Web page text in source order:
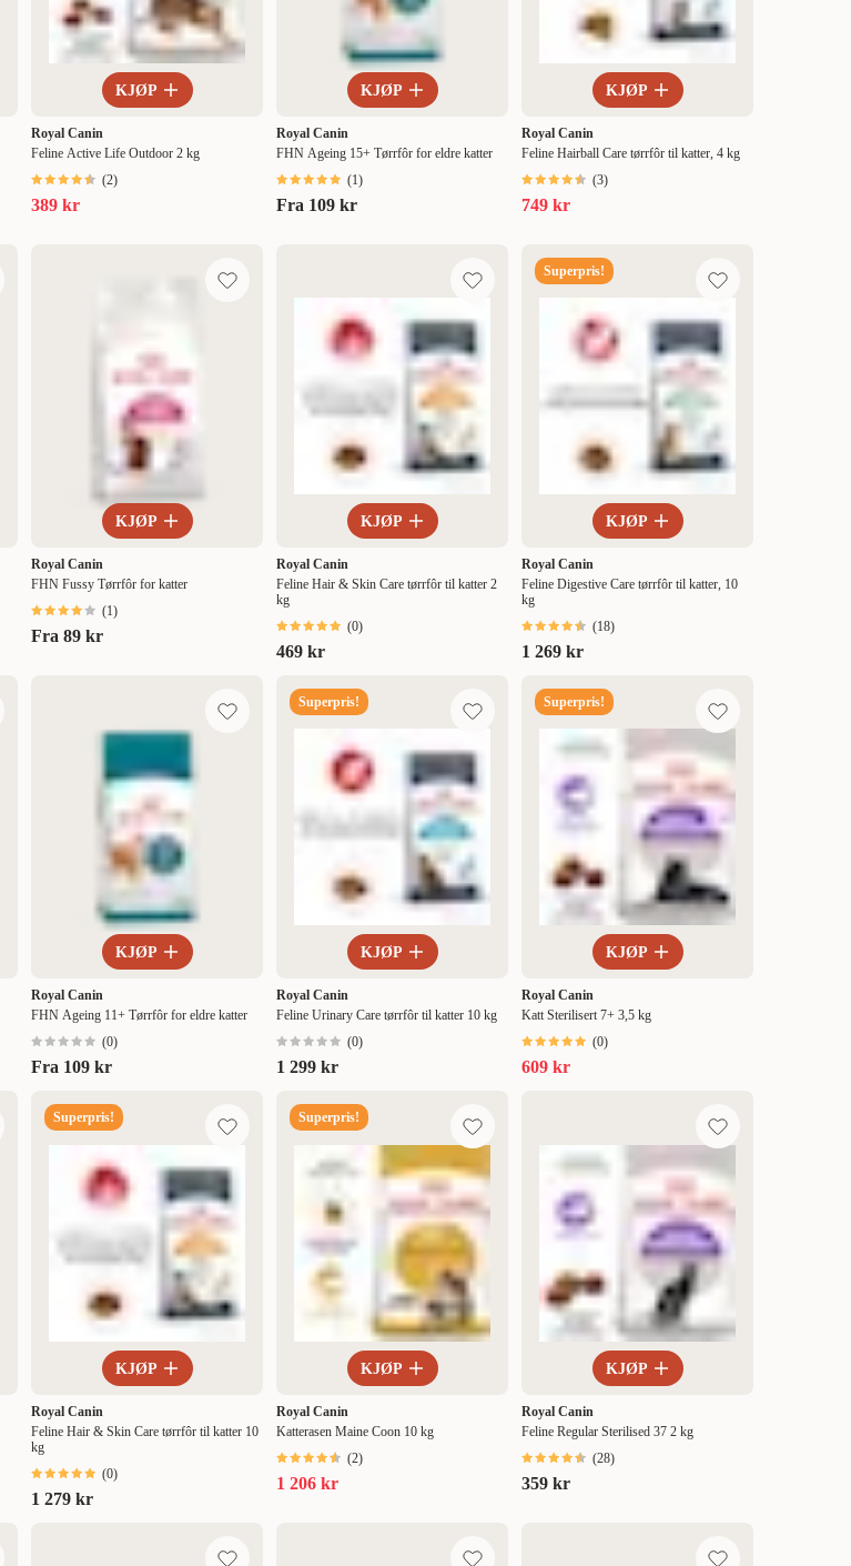
KJØP
Royal Canin
Feline Active Life Outdoor 2 kg
(2)
389 kr
KJØP
Royal Canin
FHN Ageing 15+ Tørrfôr for eldre katter
(1)
Fra 109 kr
KJØP
Royal Canin
Feline Hairball Care tørrfôr til katter, 4 kg
(3)
749 kr
KJØP
Royal Canin
FHN Fussy Tørrfôr for katter
(1)
Fra 89 kr
KJØP
Royal Canin
Feline Hair & Skin Care tørrfôr til katter 2
kg
(0)
469 kr
Superpris!
KJØP
Royal Canin
Feline Digestive Care tørrfôr til katter, 10
kg
(18)
1 269 kr
KJØP
Royal Canin
FHN Ageing 11+ Tørrfôr for eldre katter
(0)
Fra 109 kr
Superpris!
KJØP
Royal Canin
Feline Urinary Care tørrfôr til katter 10 kg
(0)
1 299 kr
Superpris!
KJØP
Royal Canin
Katt Sterilisert 7+ 3,5 kg
(0)
609 kr
Superpris!
KJØP
Royal Canin
Feline Hair & Skin Care tørrfôr til katter 10
kg
(0)
1 279 kr
Superpris!
KJØP
Royal Canin
Katterasen Maine Coon 10 kg
(2)
1 206 kr
KJØP
Royal Canin
Feline Regular Sterilised 37 2 kg
(28)
359 kr